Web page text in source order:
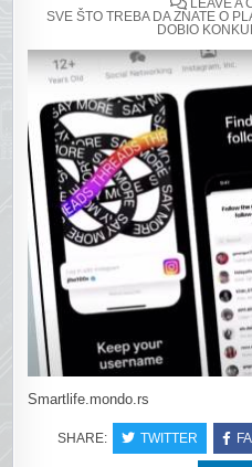
LEAVE A
SVE ŠTO TREBA DA ZNATE O
DOBIO
Smartlife.mondo.rs
SHARE: TWITTER